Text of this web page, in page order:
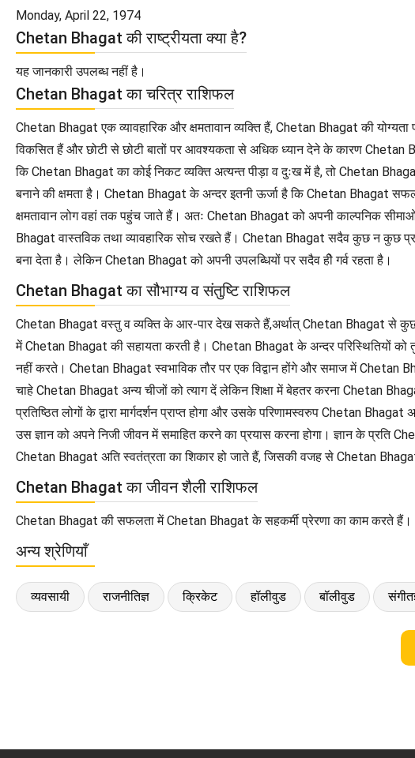
Monday, April 22, 1974
Chetan Bhagat की राष्ट्रीयता क्या है?
यह जानकारी उपलब्ध नहीं है।
Chetan Bhagat का चरित्र राशिफल
Chetan Bhagat एक व्यावहारिक और क्षमतावान व्यक्ति हैं, Chetan Bhagat की
विकसित हैं और छोटी से छोटी बातों पर आवश्यकता से अधिक ध्यान देने के कारण
कि Chetan Bhagat का कोई निकट व्यक्ति अत्यन्त पीड़ा व दुःख में है, तो Chetan
बनाने की क्षमता है। Chetan Bhagat के अन्दर इतनी ऊर्जा है कि Chetan Bhagat
क्षमतावान लोग वहां तक पहुंच जाते हैं। अतः Chetan Bhagat को अपनी काल्पनिक
Bhagat वास्तविक तथा व्यावहारिक सोच रखते हैं। Chetan Bhagat सदैव कुछ न कुछ
बना देता है। लेकिन Chetan Bhagat को अपनी उपलब्धियों पर सदैव हीे गर्व रहता है।
Chetan Bhagat का सौभाग्य व संतुष्टि राशिफल
Chetan Bhagat वस्तु व व्यक्ति के आर-पार देख सकते हैं,अर्थात् Chetan Bhagat से कुछ
में Chetan Bhagat की सहायता करती है। Chetan Bhagat के अन्दर परिस्थितियों को
नहीं करते। Chetan Bhagat स्वभाविक तौर पर एक विद्वान होंगे और समाज में Chetan
चाहे Chetan Bhagat अन्य चीजों को त्याग दें लेकिन शिक्षा में बेहतर करना Chetan
प्रतिष्ठित लोगों के द्वारा मार्गदर्शन प्राप्त होगा और उसके परिणामस्वरुप Chetan
उस ज्ञान को अपने निजी जीवन में समाहित करने का प्रयास करना होगा। ज्ञान के
Chetan Bhagat अति स्वतंत्रता का शिकार हो जाते हैं, जिसकी वजह से Chetan
Chetan Bhagat का जीवन शैली राशिफल
Chetan Bhagat की सफलता में Chetan Bhagat के सहकर्मी प्रेरणा का काम करते हैं।
अन्य श्रेणियाँ
व्यवसायी राजनीतिज्ञ क्रिकेट हॉलीवुड बॉलीवुड